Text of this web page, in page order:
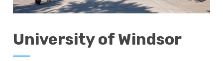
University of Windsor